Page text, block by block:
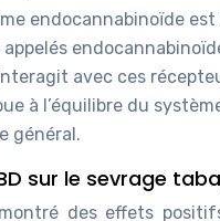
endocannabinoïde
avec ces
à l’équilibre du
général.
sur le sevrage
des effets